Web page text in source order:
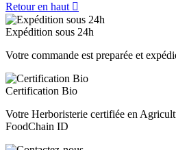
Retour en haut 
Expédition sous 24h
Votre commande est preparée et
Certification Bio
Votre Herboristerie certifiée en
FoodChain ID